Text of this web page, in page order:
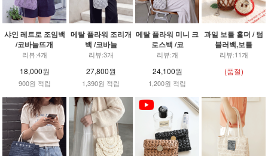
샤인 레트로 조임백
/코바늘뜨개
리뷰:4개
18,000원
900원 적립
메탈 플라워 조리개
백 /코바늘
리뷰:3개
27,800원
1,390원 적립
메탈 플라워 미니 크
로스백 /코
리뷰:개
24,100원
1,200원 적립
과일 보틀 홀더 / 텀
블러백,보틀
리뷰:11개
(품절)